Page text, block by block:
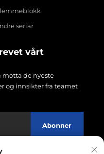
seriar
vårt
motta de nyeste
og innsikter fra teamet
Abonner